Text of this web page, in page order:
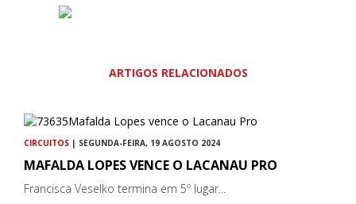
ARTIGOS RELACIONADOS
CIRCUITOS | SEGUNDA-FEIRA, 19 AGOSTO 2024
MAFALDA LOPES VENCE O LACANAU PRO
Francisca Veselko termina em 5º lugar...